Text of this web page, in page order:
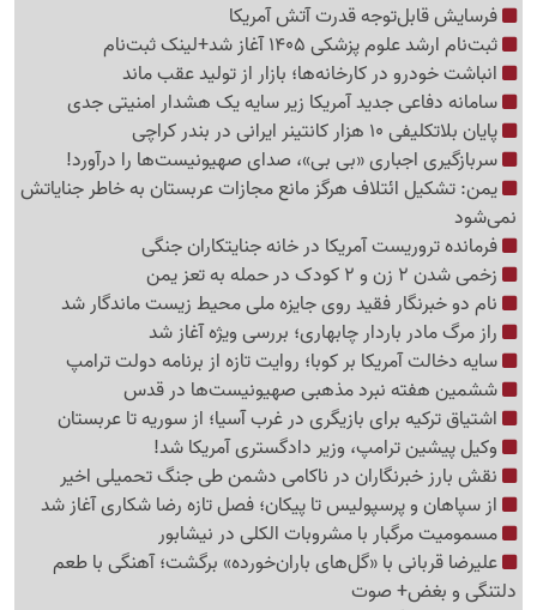
فرسایش قابل‌توجه قدرت آتش آمریکا
ثبت‌نام ارشد علوم پزشکی 1405 آغاز شد+لینک ثبت‌نام
انباشت خودرو در کارخانه‌ها؛ بازار از تولید عقب ماند
سامانه دفاعی جدید آمریکا زیر سایه یک هشدار امنیتی جدی
پایان بلاتکلیفی 10 هزار کانتینر ایرانی در بندر کراچی
سربازگیری اجباری «بی بی»، صدای صهیونیست‌ها را درآورد!
یمن: تشکیل ائتلاف هرگز مانع مجازات عربستان به خاطر جنایاتش
نمی‌شود
فرمانده تروریست آمریکا در خانه جنایتکاران جنگی
زخمی شدن 2 زن و 2 کودک در حمله به تعز یمن
نام دو خبرنگار فقید روی جایزه ملی محیط زیست ماندگار شد
راز مرگ مادر باردار چابهاری؛ بررسی ویژه آغاز شد
سایه دخالت آمریکا بر کوبا؛ روایت تازه از برنامه دولت ترامپ
ششمین هفته نبرد مذهبی صهیونیست‌ها در قدس
اشتیاق ترکیه برای بازیگری در غرب آسیا؛ از سوریه تا عربستان
وکیل پیشین ترامپ، وزیر دادگستری آمریکا شد!
نقش بارز خبرنگاران در ناکامی دشمن طی جنگ تحمیلی اخیر
از سپاهان و پرسپولیس تا پیکان؛ فصل تازه رضا شکاری آغاز شد
مسمومیت مرگبار با مشروبات الکلی در نیشابور
علیرضا قربانی با «گل‌های باران‌خورده» برگشت؛ آهنگی با طعم
دلتنگی و بغض+ صوت